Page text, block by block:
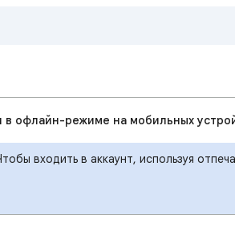
в офлайн-режиме на мобильных
входить в аккаунт, используя